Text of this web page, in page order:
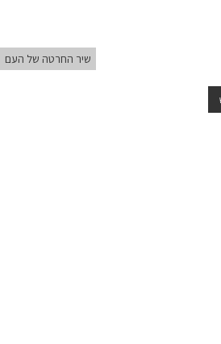
שיר החרטה של העם